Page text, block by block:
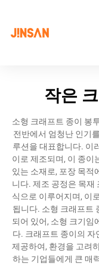
작은
소형 크래프트 종이 봉
전반에서 엄청난 인기
루션을 대표합니다. 이
이로 제조되며, 이 종이
있는 소재로, 포장 목적
니다. 제조 공정은 목재
식으로 이루어지며, 이
됩니다. 소형 크래프트
되어 있어, 소형 크기임
다. 크래프트 종이의
제공하여, 환경을 고려
하는 기업들에게 큰 매